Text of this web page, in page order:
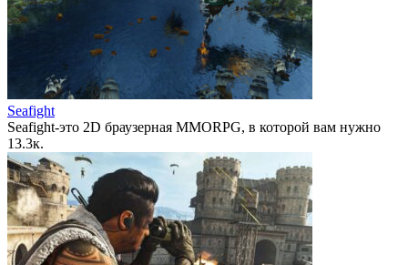
Seafight
Seafight-это 2D браузерная MMORPG, в которой вам нужно
13.3к.